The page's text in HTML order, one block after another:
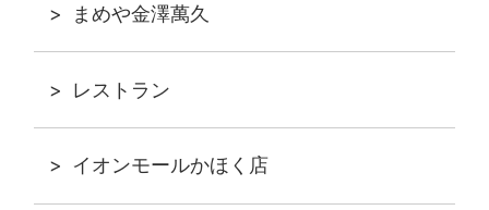
まめや金澤萬久
レストラン
イオンモールかほく店